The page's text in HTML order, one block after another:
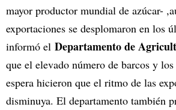
mayor productor mundial de azúcar-
exportaciones se desplomaron en los
informó el Departamento de
que el elevado número de barcos y
espera hicieron que el ritmo de las
disminuya. El departamento también